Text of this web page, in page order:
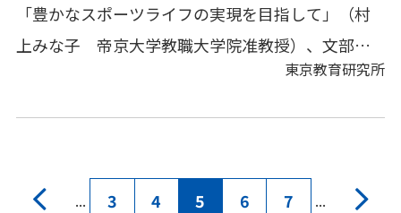
「豊かなスポーツライフの実現を目指して」（村
上みな子 帝京大学教職大学院准教授）、文部科
学省情報、地方教育行政、その他の教育情報、教
東京教育研究所
... 3 4 5 6 7 ...